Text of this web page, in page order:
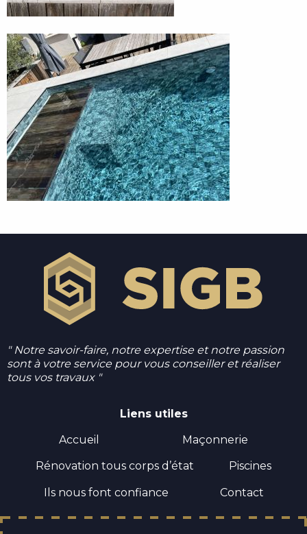
" Notre savoir-faire, notre expertise et notre passion
sont à votre service pour vous conseiller et réaliser
tous vos travaux "
Liens utiles
Accueil Maçonnerie
Rénovation tous corps d’état Piscines
Ils nous font confiance Contact